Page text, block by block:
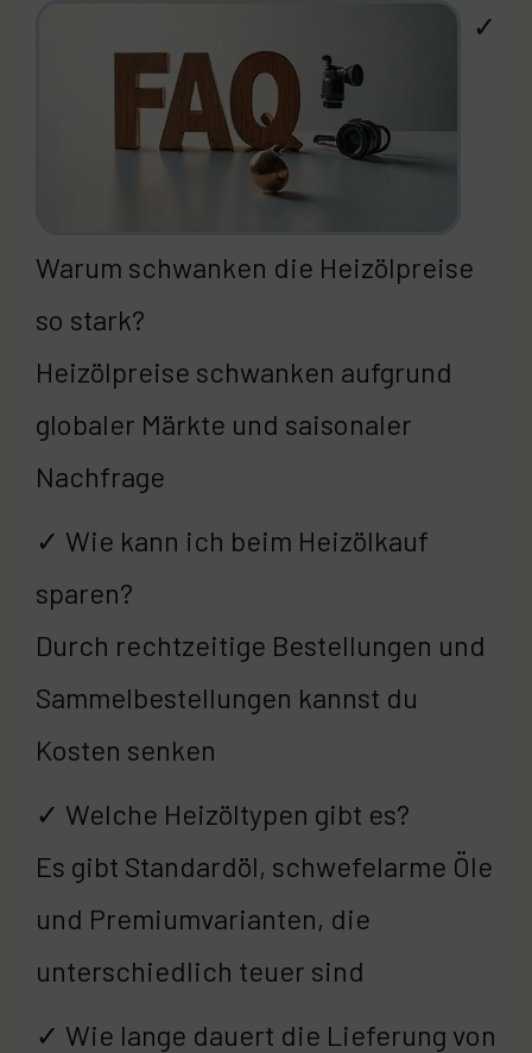
✓
Warum schwanken die Heizölpreise
so stark?
Heizölpreise schwanken aufgrund
globaler Märkte und saisonaler
Nachfrage
✓ Wie kann ich beim Heizölkauf
sparen?
Durch rechtzeitige Bestellungen und
Sammelbestellungen kannst du
Kosten senken
✓ Welche Heizöltypen gibt es?
Es gibt Standardöl, schwefelarme Öle
und Premiumvarianten, die
unterschiedlich teuer sind
✓ Wie lange dauert die Lieferung von